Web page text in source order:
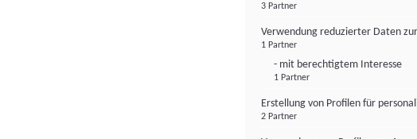
3 Partner
Verwendung reduzierter Daten
1 Partner
- mit berechtigtem Interesse
1 Partner
Erstellung von Profilen für
2 Partner